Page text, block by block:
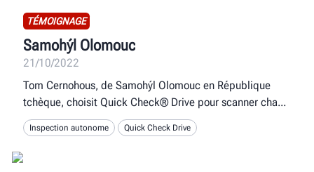
TÉMOIGNAGE
Samohýl Olomouc
21/10/2022
Tom Cernohous, de Samohýl Olomouc en République
tchèque, choisit Quick Check® Drive pour scanner cha
Inspection autonome Quick Check Drive